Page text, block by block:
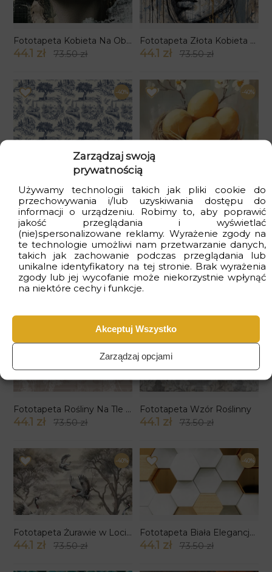
Zarządzaj swoją
prywatnością
Używamy technologii takich jak pliki cookie do
przechowywania i/lub uzyskiwania dostępu do
informacji o urządzeniu. Robimy to, aby poprawić
jakość przeglądania i wyświetlać
(nie)spersonalizowane reklamy. Wyrażenie zgody na
te technologie umożliwi nam przetwarzanie danych,
takich jak zachowanie podczas przeglądania lub
unikalne identyfikatory na tej stronie. Brak wyrażenia
zgody lub jej wycofanie może niekorzystnie wpłynąć
na niektóre cechy i funkcje.
Akceptuj Wszystko
Zarządzaj opcjami
Fototapeta Kobieta Na Obcej Planecie
44.1 zł 73.50 zł
Fototapeta Złota Kobieta wzór 2
44.1 zł 73.50 zł
-40%
Fototapeta Stara Widokówka
73.50 zł
-40%
44.1 zł
-40%
Fototapeta Wielkanocny Koszyczek
-40%
Fototapeta Efekt Rdzy
Fototapeta Rośliny Na Tle Sztukaterii
44.1 zł 73.50 zł
Fototapeta Wzór Roślinny
44.1 zł 73.50 zł
-40%
Fototapeta Żurawie w Locie wzór 2
44.1 zł 73.50 zł
-40%
Fototapeta Biała Elegancja 3D
44.1 zł 73.50 zł